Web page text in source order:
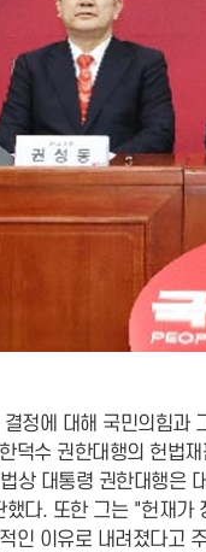
정에 대해 국민의힘과
덕수 권한대행의 헌법
상 대통령 권한대행은
다. 또한 그는 "헌재가
인 이유로 내려졌다고